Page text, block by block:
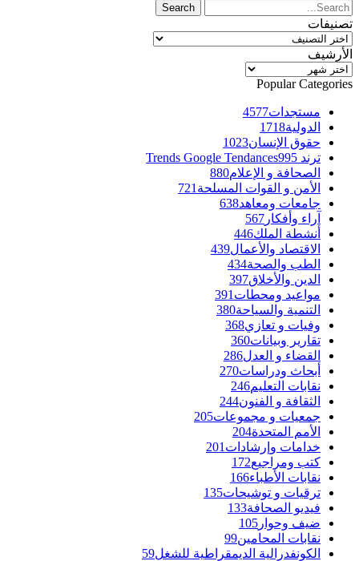
تصنيفات
تصنيفات
الأرشيف
الأرشيف
Popular Categories
مستجدات4577
الدولية1718
حقوق الإنسان1023
ترند Trends Google Tendances 995
الصحافة و الإعلام880
الأمن و القوات المسلحة 721
جامعات ومعاهد638
آراء وأفكار 567
أنشطة الملك446
الاقتصاد والأعمال439
الطب والصحة434
الدين والأخلاق397
مواعيد ومحطات 391
التنمية والسياحة380
وفيات و تعازي368
تقارير وبيانات360
القضاء و العدل286
أبحاث ودراسات270
نقابات التعليم246
الثقافة و الفنون244
جمعيات و مجموعات205
الأمم المتحدة204
خدامات وإرشادات 201
كتب ومراجيع172
نقابات الأطباء166
ترقيات و توشيحات135
فيديو الصحافة133
ضيف وحوار 105
نقابات المحامين99
الكونفدرالية الديمقراطية للشغل59